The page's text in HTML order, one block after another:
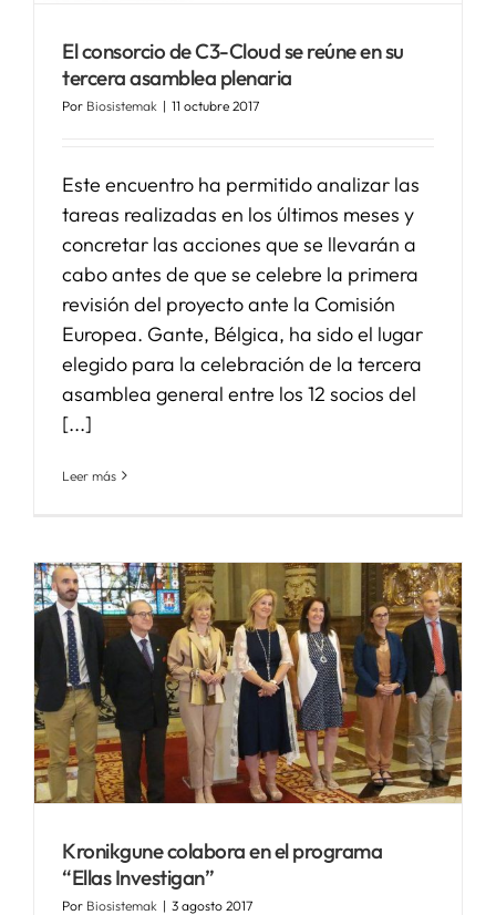
SERVICIOSEl consorcio de C3-Cloud se reúne en su
tercera asamblea plenaria
Por Biosistemak | 11 octubre 2017
Este encuentro ha permitido analizar las
tareas realizadas en los últimos meses y
concretar las acciones que se llevarán a
cabo antes de que se celebre la primera
revisión del proyecto ante la Comisión
Europea. Gante, Bélgica, ha sido el lugar
elegido para la celebración de la tercera
asamblea general entre los 12 socios del
[...]
Leer más
Kronikgune colabora en el programa
“Ellas Investigan”
Por Biosistemak | 3 agosto 2017